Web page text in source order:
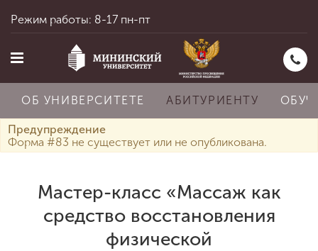
Об университете
Режим работы: 8-17 пн-пт
ОБ УНИВЕРСИТЕТЕ АБИТУРИЕНТУ
Предупреждение
Форма #83 не существует или не опубликована.
Мастер-класс «Массаж как
средство восстановления
физической